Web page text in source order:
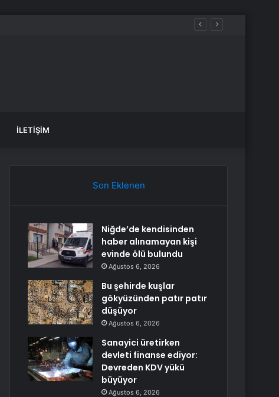
İLETIŞIM
Son Eklenen
Niğde’de kendisinden
haber alınamayan kişi
evinde ölü bulundu
Ağustos 6, 2026
Bu şehirde kuşlar
gökyüzünden patır patır
düşüyor
Ağustos 6, 2026
Sanayici üretirken
devleti finanse ediyor:
Devreden KDV yükü
büyüyor
Ağustos 6, 2026